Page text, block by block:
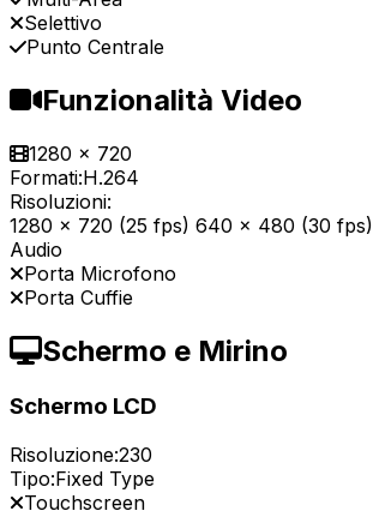
Selettivo
Punto Centrale
Funzionalità Video
1280 x 720
Formati:H.264
Risoluzioni:
1280 x 720 (25 fps) 640 x 480 (30 fps)
Audio
Porta Microfono
Porta Cuffie
Schermo e Mirino
Schermo LCD
Risoluzione:230
Tipo:Fixed Type
Touchscreen